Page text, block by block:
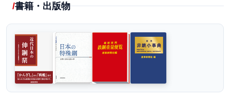
書籍・出版物